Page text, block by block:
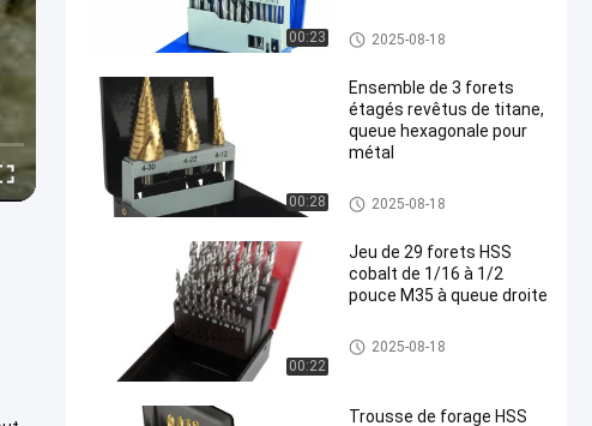
00:23 ensemble de peu de foret
2025-08-18
00:28
Ensemble de 3 forets
étagés revêtus de titane,
queue hexagonale pour
métal
ensemble de peu de foret
2025-08-18
00:22
Jeu de 29 forets HSS
cobalt de 1/16 à 1/2
pouce M35 à queue droite
ensemble de peu de foret
2025-08-18
Trousse de forage HSS